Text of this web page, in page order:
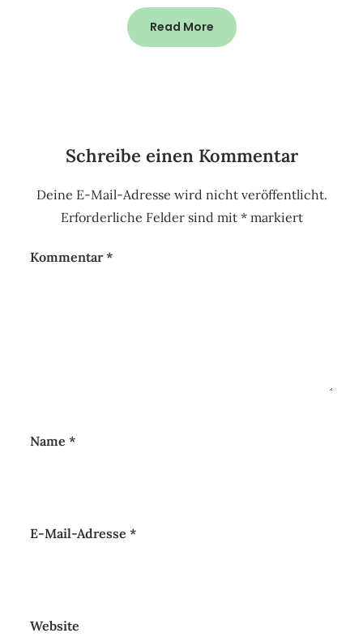
Read More
Schreibe einen Kommentar
Deine E-Mail-Adresse wird nicht veröffentlicht.
Erforderliche Felder sind mit *markiert
Kommentar*
Name*
E-Mail-Adresse*
Website